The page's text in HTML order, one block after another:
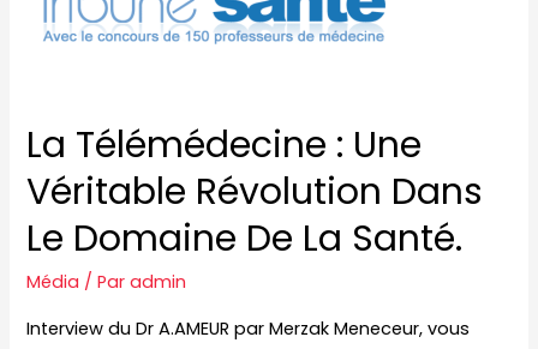
La Télémédecine : Une
Véritable Révolution Dans
Le Domaine De La Santé.
Média / Paradmin
Interview du Dr A.AMEUR par Merzak Meneceur, vous